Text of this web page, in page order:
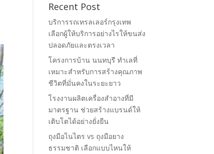
Recent Post
บริการรถเทรลเลอร์กรุงเทพ
เลือกผู้ให้บริการอย่างไรให้ขนส่ง
ปลอดภัยและตรงเวลา
โครงการบ้าน นนทบุรี ทำเลที่
เหมาะสำหรับการสร้างคุณภาพ
ชีวิตที่มั่นคงในระยะยาว
โรงงานผลิตเครื่องสำอางที่มี
มาตรฐาน ช่วยสร้างแบรนด์ให้
เติบโตได้อย่างยั่งยืน
ถุงมือไนไตร vs ถุงมือยาง
ธรรมชาติ เลือกแบบไหนให้